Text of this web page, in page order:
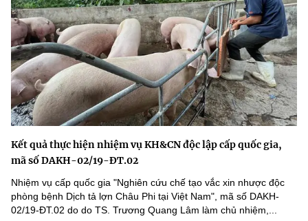
Kết quả thực hiện nhiệm vụ KH&CN độc lập cấp quốc gia,
mã số DAKH-02/19-ĐT.02
Nhiệm vụ cấp quốc gia "Nghiên cứu chế tạo vắc xin nhược độc
phòng bệnh Dịch tả lợn Châu Phi tại Việt Nam", mã số DAKH-
02/19-ĐT.02 do do TS. Trương Quang Lâm làm chủ nhiệm,...